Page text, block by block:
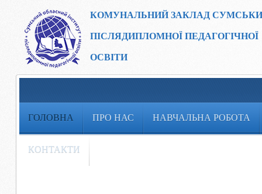
КОМУНАЛЬНИЙ ЗАКЛАД
ПІСЛЯДИПЛОМНОЇ ПЕДАГОГІЧНОЇ
ОСВІТИ
ГОЛОВНА ПРО НАС НАВЧАЛЬНА РОБОТА
КОНТАКТИ